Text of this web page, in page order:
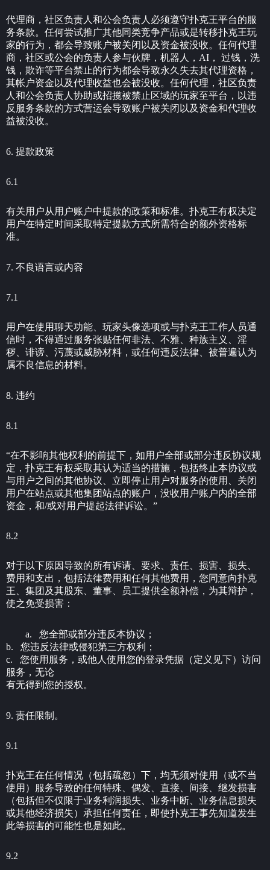
代理商，社区负责人和公会负责人必须遵守扑克王平台的服
务条款。任何尝试推广其他同类竞争产品或是转移扑克王玩
家的行为，都会导致账户被关闭以及资金被没收。任何代理
商，社区或公会的负责人参与伙牌，机器人，AI， 过钱，洗
钱，欺诈等平台禁止的行为都会导致永久失去其代理资格，
其帐户资金以及代理收益也会被没收。任何代理，社区负责
人和公会负责人协助或招揽被禁止区域的玩家至平台，以违
反服务条款的方式营运会导致账户被关闭以及资金和代理收
益被没收。
6. 提款政策
6.1
有关用户从用户账户中提款的政策和标准。扑克王有权决定
用户在特定时间采取特定提款方式所需符合的额外资格标
准。
7. 不良语言或内容
7.1
用户在使用聊天功能、玩家头像选项或与扑克王工作人员通
信时，不得通过服务张贴任何非法、不雅、种族主义、淫
秽、诽谤、污蔑或威胁材料，或任何违反法律、被普遍认为
属不良信息的材料。
8. 违约
8.1
“在不影响其他权利的前提下，如用户全部或部分违反协议规
定，扑克王有权采取其认为适当的措施，包括终止本协议或
与用户之间的其他协议、立即停止用户对服务的使用、关闭
用户在站点或其他集团站点的账户，没收用户账户内的全部
资金，和/或对用户提起法律诉讼。”
8.2
对于以下原因导致的所有诉请、要求、责任、损害、损失、
费用和支出，包括法律费用和任何其他费用，您同意向扑克
王、集团及其股东、董事、员工提供全额补偿，为其辩护，
使之免受损害：
a. 您全部或部分违反本协议；
b. 您违反法律或侵犯第三方权利；
c. 您使用服务，或他人使用您的登录凭据（定义见下）访问
服务，无论
有无得到您的授权。
9. 责任限制。
9.1
扑克王在任何情况（包括疏忽）下，均无须对使用（或不当
使用）服务导致的任何特殊、偶发、直接、间接、继发损害
（包括但不仅限于业务利润损失、业务中断、业务信息损失
或其他经济损失）承担任何责任，即使扑克王事先知道发生
此等损害的可能性也是如此。
9.2